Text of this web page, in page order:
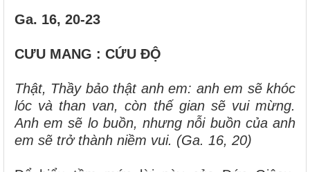
Ga. 16, 20-23
CƯU MANG : CỨU ĐỘ
Thật, Thầy bảo thật anh em: anh em sẽ khóc
lóc và than van, còn thế gian sẽ vui mừng.
Anh em sẽ lo buồn, nhưng nỗi buồn của anh
em sẽ trở thành niềm vui. (Ga. 16, 20)